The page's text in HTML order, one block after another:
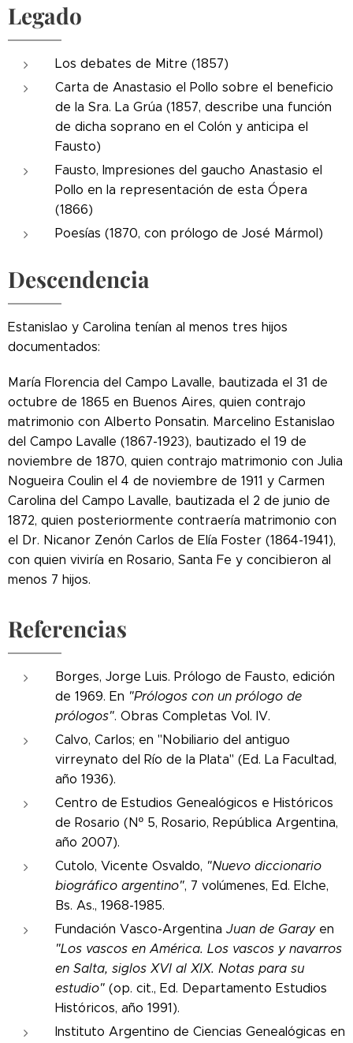
Legado
Los debates de Mitre (1857)
Carta de Anastasio el Pollo sobre el beneficio
de la Sra. La Grúa (1857, describe una función
de dicha soprano en el Colón y anticipa el
Fausto)
Fausto, Impresiones del gaucho Anastasio el
Pollo en la representación de esta Ópera
(1866)
Poesías (1870, con prólogo de José Mármol)
Descendencia
Estanislao y Carolina tenían al menos tres hijos
documentados:
María Florencia del Campo Lavalle, bautizada el 31 de
octubre de 1865 en Buenos Aires, quien contrajo
matrimonio con Alberto Ponsatin. Marcelino Estanislao
del Campo Lavalle (1867-1923), bautizado el 19 de
noviembre de 1870, quien contrajo matrimonio con Julia
Nogueira Coulin el 4 de noviembre de 1911 y Carmen
Carolina del Campo Lavalle, bautizada el 2 de junio de
1872, quien posteriormente contraería matrimonio con
el Dr. Nicanor Zenón Carlos de Elía Foster (1864-1941),
con quien viviría en Rosario, Santa Fe y concibieron al
menos 7 hijos.
Referencias
Borges, Jorge Luis. Prólogo de Fausto, edición
de 1969. En "Prólogos con un prólogo de
prólogos". Obras Completas Vol. IV.
Calvo, Carlos; en "Nobiliario del antiguo
virreynato del Río de la Plata" (Ed. La Facultad,
año 1936).
Centro de Estudios Genealógicos e Históricos
de Rosario (Nº 5, Rosario, República Argentina,
año 2007).
Cutolo, Vicente Osvaldo, "Nuevo diccionario
biográfico argentino", 7 volúmenes, Ed. Elche,
Bs. As., 1968-1985.
Fundación Vasco-Argentina Juan de Garayen
"Los vascos en América. Los vascos y navarros
en Salta, siglos XVI al XIX. Notas para su
estudio" (op. cit., Ed. Departamento Estudios
Históricos, año 1991).
Instituto Argentino de Ciencias Genealógicas en